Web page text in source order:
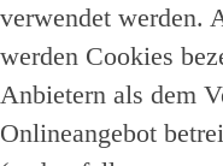
verwendet werden.
werden Cookies
Anbietern als dem
Onlineangebot